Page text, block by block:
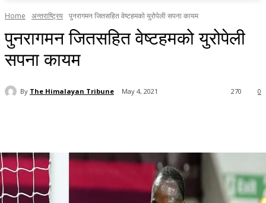
Home अन्तराष्ट्रिय पुनरागमन जितसहित वेष्टहमको युरोपेली सपना कायम
पुनरागमन जितसहित वेष्टहमको युरोपेली
सपना कायम
By The Himalayan Tribune May 4, 2021 0
270